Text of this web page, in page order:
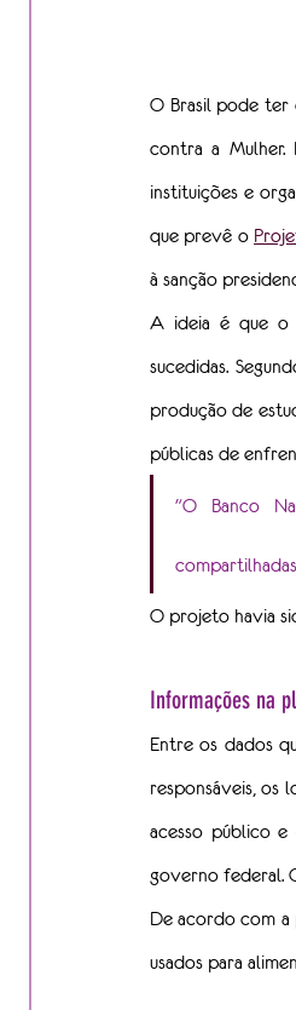
O Brasil pode ter
contra a Mulher.
instituições e
que prevê o
à sanção
A ideia é que o
sucedidas.
produção de
públicas de
"O Banco
O projeto havia
Informações na
Entre os dados
responsáveis, os
acesso público
governo federal.
De acordo com a
usados para